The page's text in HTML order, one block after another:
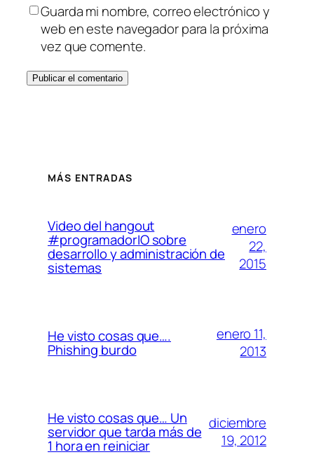
Guarda mi nombre, correo electrónico y
web en este navegador para la próxima
vez que comente.
MÁS ENTRADAS
Video del hangout
#programadorIO sobre
desarrollo y administración de
sistemas
enero
22,
2015
He visto cosas que….
Phishing burdo
enero 11,
2013
He visto cosas que… Un
servidor que tarda más de
1 hora en reiniciar
diciembre
19, 2012